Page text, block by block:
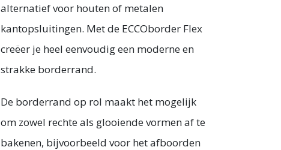
alternatief voor houten of metalen
kantopsluitingen. Met de ECCOborder Flex
creëer je heel eenvoudig een moderne en
strakke borderrand.
De borderrand op rol maakt het mogelijk
om zowel rechte als glooiende vormen af te
bakenen, bijvoorbeeld voor het afboorden